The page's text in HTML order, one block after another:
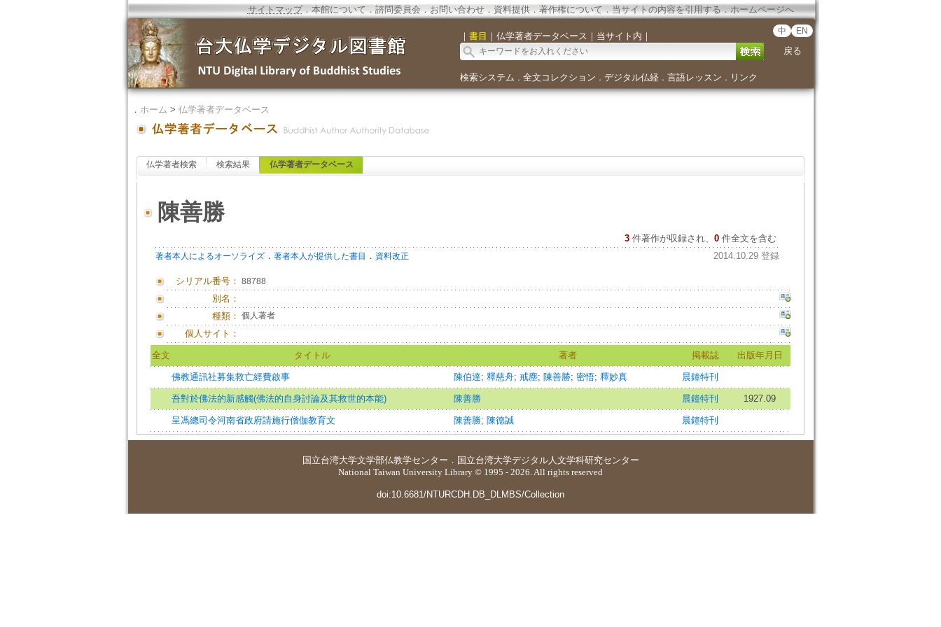
サイトマップ．本館について．諮問委員会． お問い合わせ． 資料提供．著作権について．当サイトの内容を引用する．ホームページへ
｜ 書目 ｜ 仏学著者データベース ｜ 当サイト内 ｜ 中 EN
戻る
検索システム ． 全文コレクション ． デジタル仏経． 言語レッスン ． リンク
． ホーム > 仏学著者データベース
仏学著者検索 検索結果 仏学著者データベース
陳善勝
3 件著作が収録され、 0件全文を含む
著者本人によるオーソライズ． 著者本人が提供した書目 ． 資料改正 2014.10.29 登録
シリアル番号： 88788
別名：
種類： 個人著者
個人サイト：
全文 タイトル 著者 掲載誌 出版年月日
佛教通訊社募集救亡經費啟事 陳伯達; 釋慈舟; 戒塵; 陳善勝; 密悟; 釋妙真 晨鐘特刊
吾對於佛法的新感觸(佛法的自身討論及其救世的本能) 陳善勝 晨鐘特刊 1927.09
呈馮總司令河南省政府請施行僧伽教育文 陳善勝; 陳德誠 晨鐘特刊
国立台湾大学文学部仏教学センター ． 国立台湾大学デジタル人文学科研究センター
National Taiwan University Library © 1995 - 2026. All rights reserved
doi:10.6681/NTURCDH.DB_DLMBS/Collection